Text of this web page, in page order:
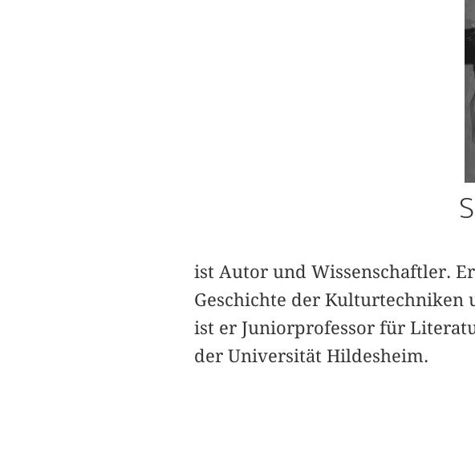
ist Autor und Wissenschaftler.
Geschichte der Kulturtechniken
ist er Juniorprofessor für
der Universität Hildesheim.